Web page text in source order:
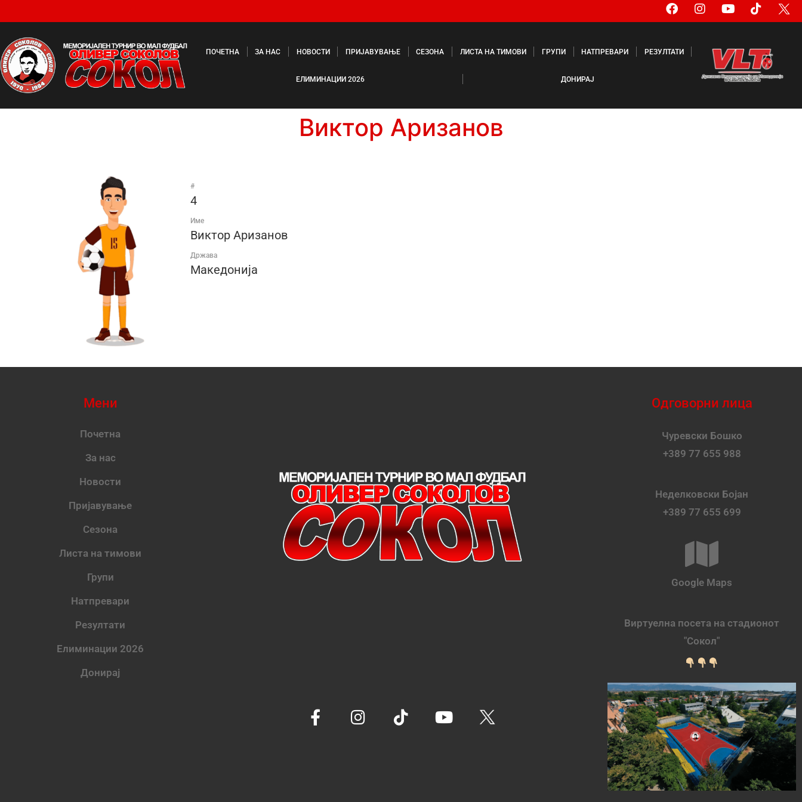
ПОЧЕТНА ЗА НАС НОВОСТИ ПРИЈАВУВАЊЕ СЕЗОНА ЛИСТА НА ТИМОВИ ГРУПИ НАТПРЕВАРИ РЕЗУЛТАТИ
ЕЛИМИНАЦИИ 2026 ДОНИРАЈ
Виктор Аризанов
#
4
Име
Виктор Аризанов
Држава
Македонија
Мени
Почетна
За нас
Новости
Пријавување
Сезона
Листа на тимови
Групи
Натпревари
Резултати
Елиминации 2026
Донирај
Одговорни лица
Чуревски Бошко
+389 77 655 988
Неделковски Бојан
+389 77 655 699
Google Maps
Виртуелна посета на стадионот
"Сокол"